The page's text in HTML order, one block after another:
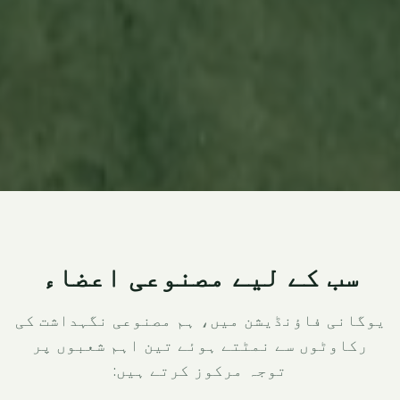
سب کے لیے مصنوعی اعضاء
یوگانی فاؤنڈیشن میں، ہم مصنوعی نگہداشت کی
رکاوٹوں سے نمٹتے ہوئے تین اہم شعبوں پر
توجہ مرکوز کرتے ہیں: